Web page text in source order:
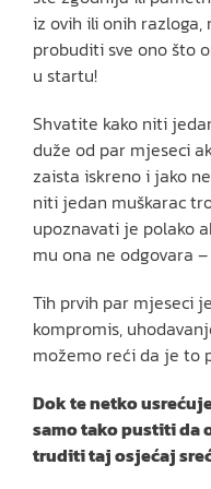
iz ovih ili onih
probuditi sve ono što
u startu!
Shvatite kako niti
duže od par mjeseci
zaista iskreno i jako
niti jedan muškarac
upoznavati je polako
mu ona ne odgovara
Tih prvih par mjeseci
kompromis,
možemo reći da je to
Dok te netko
samo tako pustiti da
truditi taj osjećaj